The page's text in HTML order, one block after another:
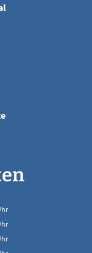
bis 16:00 Uhr
bis 16:00 Uhr
bis 16:00 Uhr